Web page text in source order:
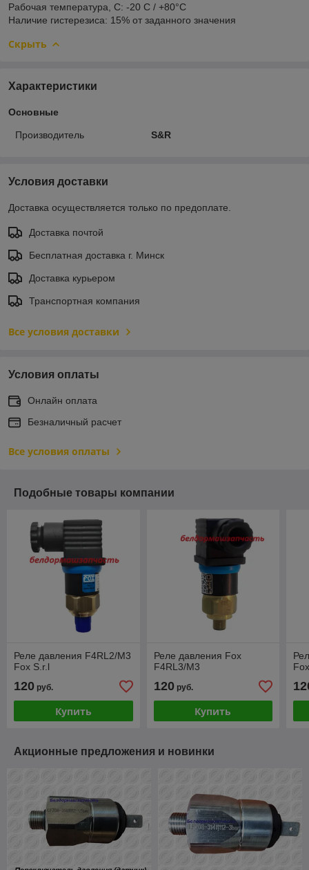
Рабочая температура, С: -20 С / +80°C
Наличие гистерезиса: 15% от заданного значения
Скрыть
Характеристики
Основные
Производитель S&R
Условия доставки
Доставка осуществляется только по предоплате.
Доставка почтой
Бесплатная доставка г. Минск
Доставка курьером
Транспортная компания
Все условия доставки
Условия оплаты
Онлайн оплата
Безналичный расчет
Все условия оплаты
Подобные товары компании
Реле давления F4RL2/M3
Fox S.r.l
120 руб.
Купить
Реле давления Fox
F4RL3/M3
120руб.
Купить
Акционные предложения и новинки